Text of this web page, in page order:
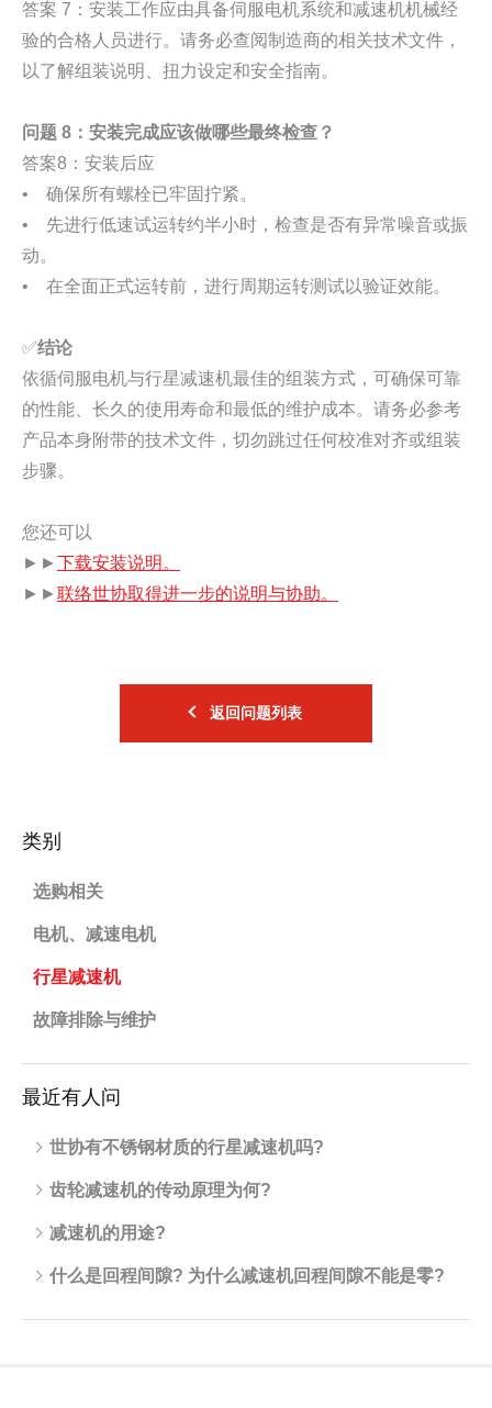
答案 7：安装工作应由具备伺服电机系统和减速机机械经
验的合格人员进行。请务必查阅制造商的相关技术文件，
以了解组装说明、扭力设定和安全指南。
问题 8：安装完成应该做哪些最终检查？
答案8：安装后应
• 确保所有螺栓已牢固拧紧。
• 先进行低速试运转约半小时，检查是否有异常噪音或振
动。
• 在全面正式运转前，进行周期运转测试以验证效能。
✅结论
依循伺服电机与行星减速机最佳的组装方式，可确保可靠
的性能、长久的使用寿命和最低的维护成本。请务必参考
产品本身附带的技术文件，切勿跳过任何校准对齐或组装
步骤。
您还可以
►► 下载安装说明。
►► 联络世协取得进一步的说明与协助。
返回问题列表
类别
选购相关
电机、减速电机
行星减速机
故障排除与维护
最近有人问
世协有不锈钢材质的行星减速机吗?
齿轮减速机的传动原理为何?
减速机的用途?
什么是回程间隙? 为什么减速机回程间隙不能是零?